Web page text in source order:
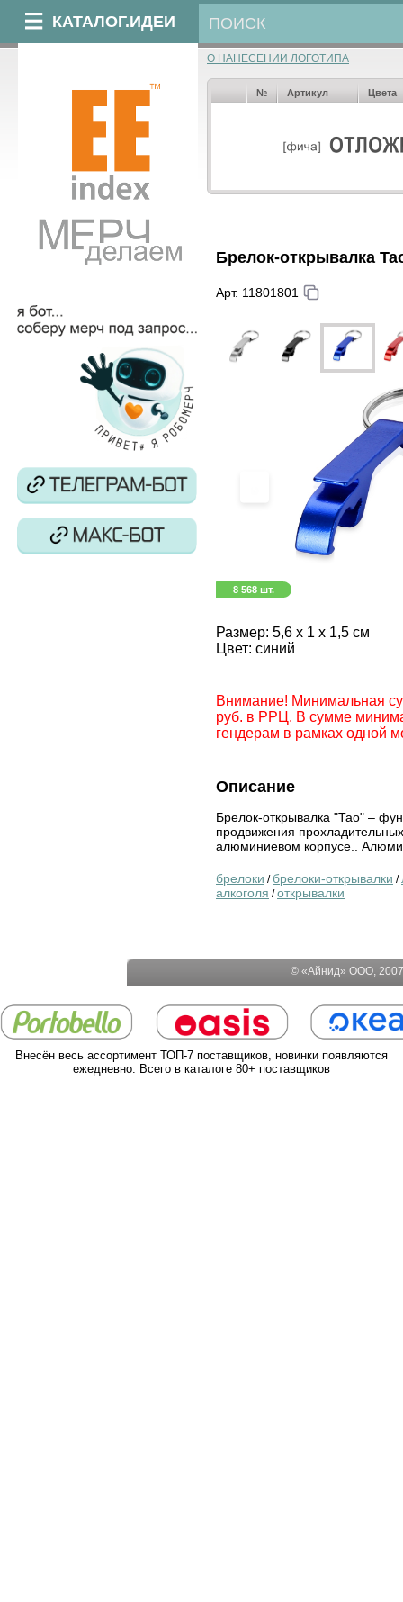
КАТАЛОГ.ИДЕИ
О НАНЕСЕНИИ ЛОГОТИПА
№ Артикул Цвета
Брелок-открывалка
Арт. 11801801
8 568 шт.
Размер: 5,6 х 1 х 1,5 см
Цвет: синий
Внимание! Минимальная
руб. в РРЦ. В сумме
гендерам в рамках одной
Описание
Брелок-открывалка "Тао" –
продвижения
алюминиевом корпусе..
брелоки /брелоки-открывалки /
алкоголя /открывалки
© «Айнид» ООО,
Внесён весь ассортимент ТОП-7 поставщиков, новинки появляются
ежедневно. Всего в каталоге 80+ поставщиков